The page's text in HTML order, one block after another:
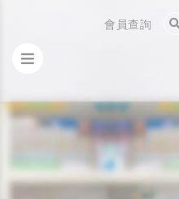
會員查詢